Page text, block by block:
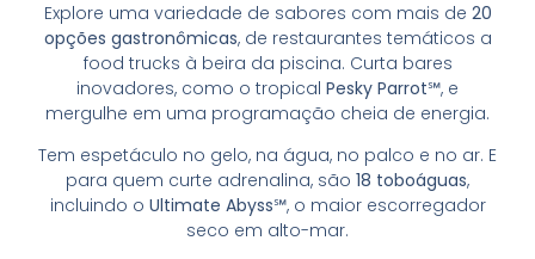
Explore uma variedade de sabores com mais de 20
opções gastronômicas, de restaurantes temáticos a
food trucks à beira da piscina. Curta bares
inovadores, como o tropical Pesky Parrot℠, e
mergulhe em uma programação cheia de energia.
Tem espetáculo no gelo, na água, no palco e no ar. E
para quem curte adrenalina, são 18 toboáguas,
incluindo o Ultimate Abyss℠, o maior escorregador
seco em alto-mar.